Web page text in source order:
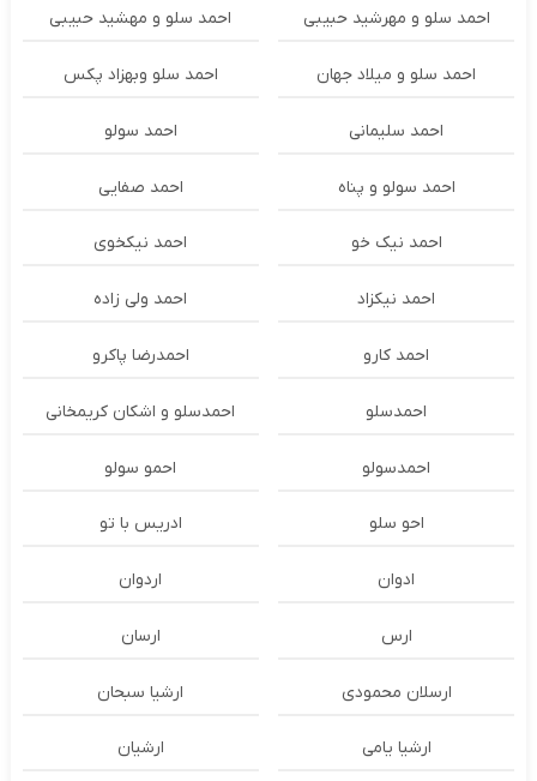
احمد سلو و مهرشید حبیبی احمد سلو و مهشید حبیبی
احمد سلو و میلاد جهان احمد سلو وبهزاد پکس
احمد سلیمانی احمد سولو
احمد سولو و پناه احمد صفایی
احمد نیک خو احمد نیکخوی
احمد نیکزاد احمد ولی زاده
احمد کارو احمدرضا پاکرو
احمدسلو احمدسلو و اشکان کریمخانی
احمدسولو احمو سولو
احو سلو ادریس با تو
ادوان اردوان
ارس ارسان
ارسلان محمودی ارشیا سبحان
ارشیا یامی ارشیان